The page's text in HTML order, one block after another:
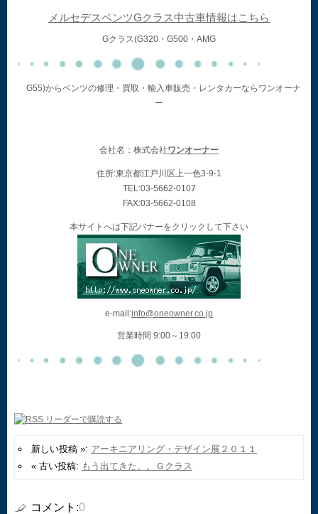
メルセデスベンツGクラス中古車情報はこちら
Gクラス(G320・G500・AMG
G55)からベンツの修理・買取・輸入車販売・レンタカーならワンオーナ
ー
会社名：株式会社ワンオーナー
住所:東京都江戸川区上一色3-9-1
TEL:03-5662-0107
FAX:03-5662-0108
本サイトへは下記バナーをクリックして下さい
e-mail:info@oneowner.co.jp
営業時間 9:00～19:00
新しい投稿 »: アーキニアリング・デザイン展２０１１
« 古い投稿: もう出てきた。。Ｇクラス
コメント:0